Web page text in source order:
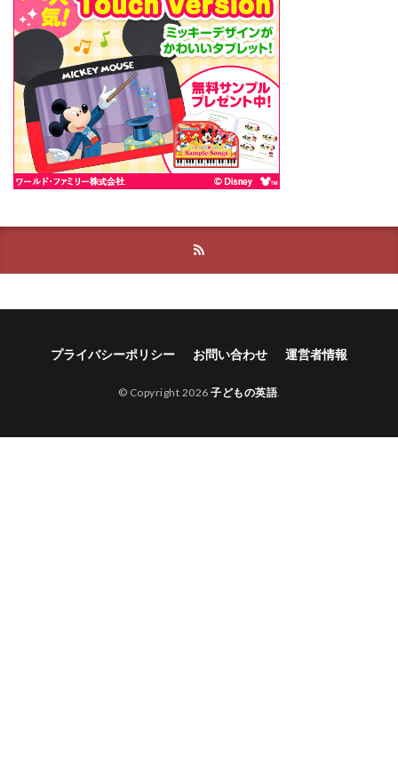
プライバシーポリシー お問い合わせ 運営者情報
© Copyright 2026 子どもの英語